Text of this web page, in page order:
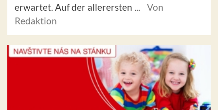
erwartet. Auf der allerersten ...
Von
Redaktion